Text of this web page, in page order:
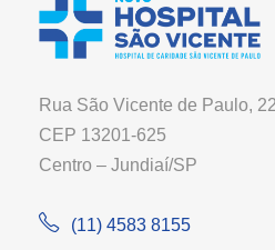
Rua São Vicente de Paulo,
CEP 13201-625
Centro – Jundiaí/SP
(11) 4583 8155